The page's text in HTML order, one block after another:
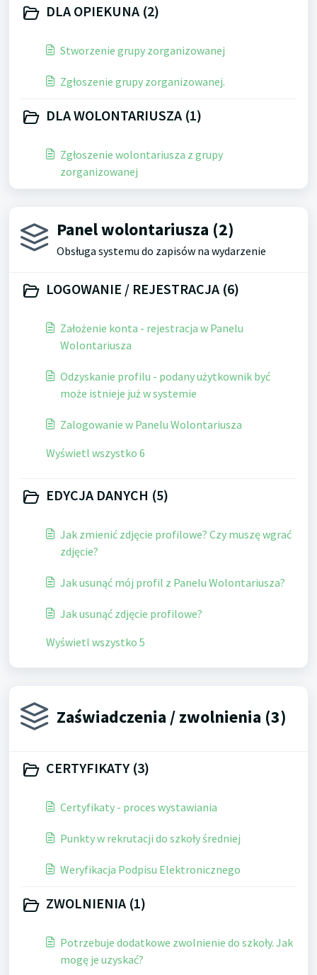
DLA OPIEKUNA (2)
Stworzenie grupy zorganizowanej
Zgłoszenie grupy zorganizowanej.
DLA WOLONTARIUSZA (1)
Zgłoszenie wolontariusza z grupy
zorganizowanej
Panel wolontariusza (2)
Obsługa systemu do zapisów na wydarzenie
LOGOWANIE / REJESTRACJA (6)
Założenie konta - rejestracja w Panelu
Wolontariusza
Odzyskanie profilu - podany użytkownik być
może istnieje już w systemie
Zalogowanie w Panelu Wolontariusza
Wyświetl wszystko 6
EDYCJA DANYCH (5)
Jak zmienić zdjęcie profilowe? Czy muszę wgrać
zdjęcie?
Jak usunąć mój profil z Panelu Wolontariusza?
Jak usunąć zdjęcie profilowe?
Wyświetl wszystko 5
Zaświadczenia / zwolnienia (3)
CERTYFIKATY (3)
Certyfikaty - proces wystawiania
Punkty w rekrutacji do szkoły średniej
Weryfikacja Podpisu Elektronicznego
ZWOLNIENIA (1)
Potrzebuje dodatkowe zwolnienie do szkoły. Jak
mogę je uzyskać?